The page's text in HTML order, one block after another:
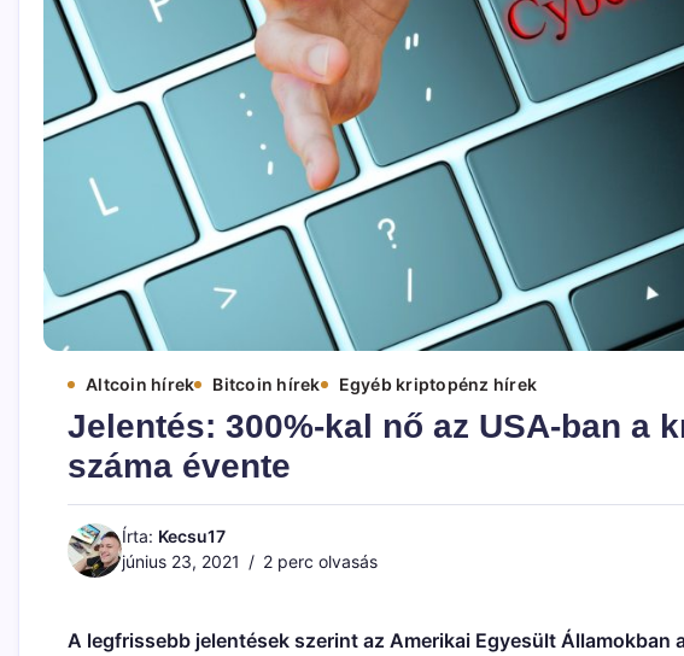
Altcoin hírek Bitcoin hírek Egyéb kriptopénz hírek
Jelentés: 300%-kal nő az USA-ban a
száma évente
Írta: Kecsu17
június 23, 2021
2 perc olvasás
A legfrissebb jelentések szerint az Amerikai Egyesült Államokban